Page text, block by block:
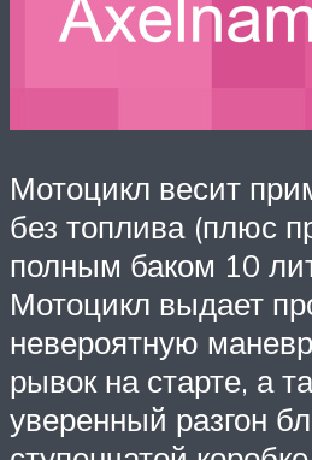
Мотоцикл весит
без топлива (плюс
полным баком 10
Мотоцикл выдает
невероятную
рывок на старте, а
уверенный разгон